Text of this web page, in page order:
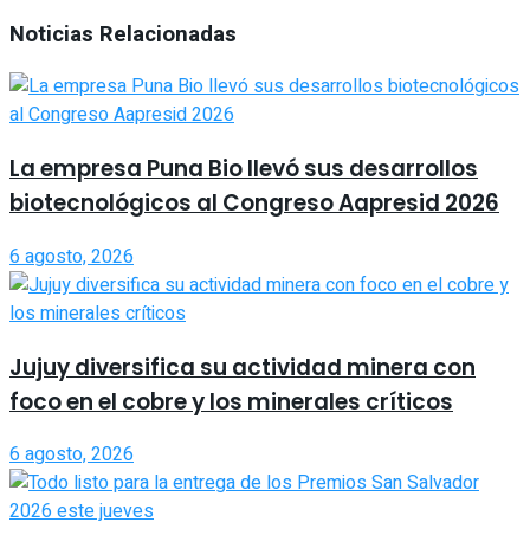
Noticias Relacionadas
La empresa Puna Bio llevó sus desarrollos
biotecnológicos al Congreso Aapresid 2026
6 agosto, 2026
Jujuy diversifica su actividad minera con
foco en el cobre y los minerales críticos
6 agosto, 2026